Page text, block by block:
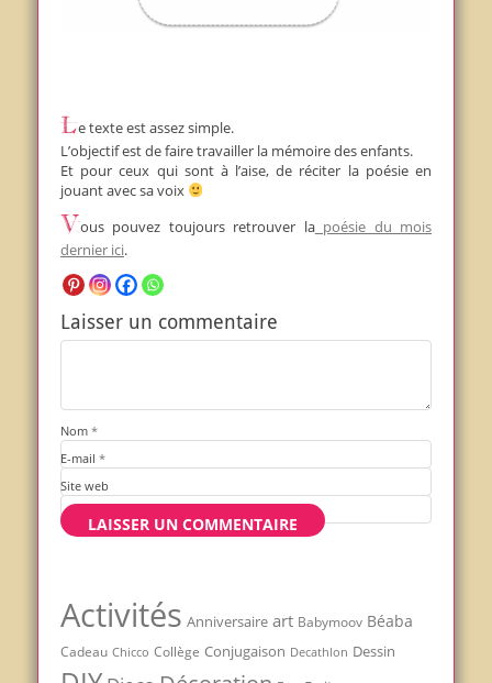
Le texte est assez simple.
L’objectif est de faire travailler la mémoire des enfants.
Et pour ceux qui sont à l’aise, de réciter la poésie en
jouant avec sa voix
Vous pouvez toujours retrouver lapoésie du mois
dernier ici.
Laisser un commentaire
Nom *
E-mail *
Site web
Activités Anniversaire art Babymoov Béaba
Cadeau Chicco Collège Conjugaison Decathlon Dessin